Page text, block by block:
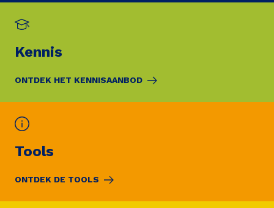
Kennis
ONTDEK HET KENNISAANBOD
Tools
ONTDEK DE TOOLS